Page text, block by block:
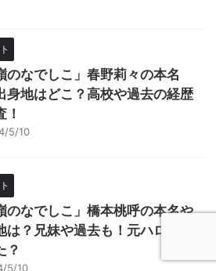
のなでしこ」春野莉々の本名
身地はどこ？高校や過去の経歴
！
5/10
のなでしこ」橋本桃呼の本名や
は？兄妹や過去も！元ハロプロ
？
5/10